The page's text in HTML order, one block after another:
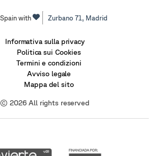
with Zurbano 71, Madrid
Informativa sulla privacy
Politica sui Cookies
Termini e condizioni
Avviso legale
Mappa del sito
© 2026 All rights reserved